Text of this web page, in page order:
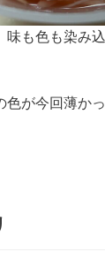
も色も染み
色が今回薄か